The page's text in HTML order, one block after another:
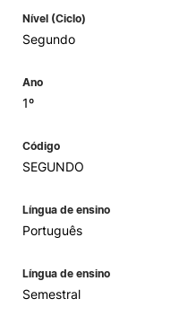
Nível (Ciclo)
Segundo
Ano
1º
Código
SEGUNDO
Língua de ensino
Português
Língua de ensino
Semestral